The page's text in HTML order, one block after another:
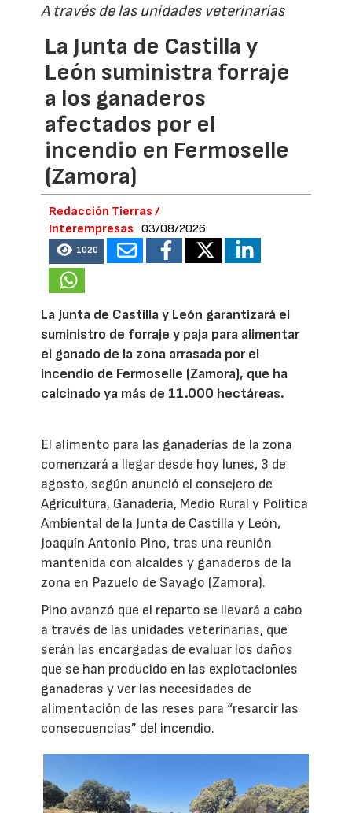
A través de las unidades veterinarias
La Junta de Castilla y
León suministra forraje
a los ganaderos
afectados por el
incendio en Fermoselle
(Zamora)
Redacción Tierras /
Interempresas
03/08/2026
1020
La Junta de Castilla y León garantizará el
suministro de forraje y paja para alimentar
el ganado de la zona arrasada por el
incendio de Fermoselle (Zamora), que ha
calcinado ya más de 11.000 hectáreas.
El alimento para las ganaderías de la zona
comenzará a llegar desde hoy lunes, 3 de
agosto, según anunció el consejero de
Agricultura, Ganadería, Medio Rural y Política
Ambiental de la Junta de Castilla y León,
Joaquín Antonio Pino, tras una reunión
mantenida con alcaldes y ganaderos de la
zona en Pazuelo de Sayago (Zamora).
Pino avanzó que el reparto se llevará a cabo
a través de las unidades veterinarias, que
serán las encargadas de evaluar los daños
que se han producido en las explotacionies
ganaderas y ver las necesidades de
alimentación de las reses para “resarcir las
consecuencias” del incendio.